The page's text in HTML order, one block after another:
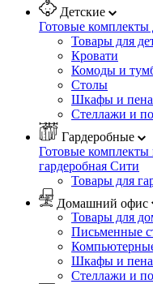
Детские
Готовые комплекты
Товары для
Кровати
Комоды и
Столы
Шкафы и
Стеллажи и
Гардеробные
Готовые комплекты
гардеробная Сити
Товары для
Домашний офис
Товары для
Письменные
Шкафы и
Стеллажи и